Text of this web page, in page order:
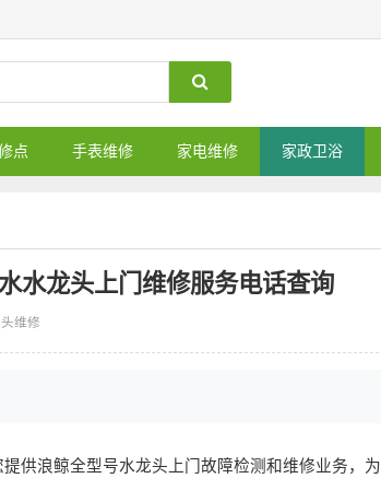
点 手表维修 家电维修 家政卫浴
水龙头上门维修服务电话查询
维修
供浪鲸全型号水龙头上门故障检测和维修业务，为